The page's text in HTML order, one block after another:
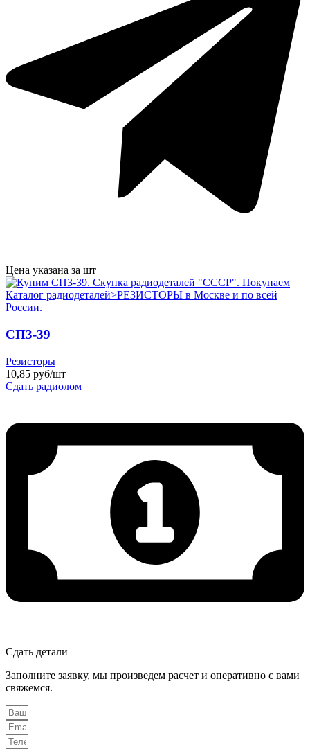
Цена указана за шт
СП3-39
Резисторы
10,85 руб/шт
Сдать радиолом
Сдать детали
Заполните заявку, мы произведем расчет и оперативно с вами
свяжемся.